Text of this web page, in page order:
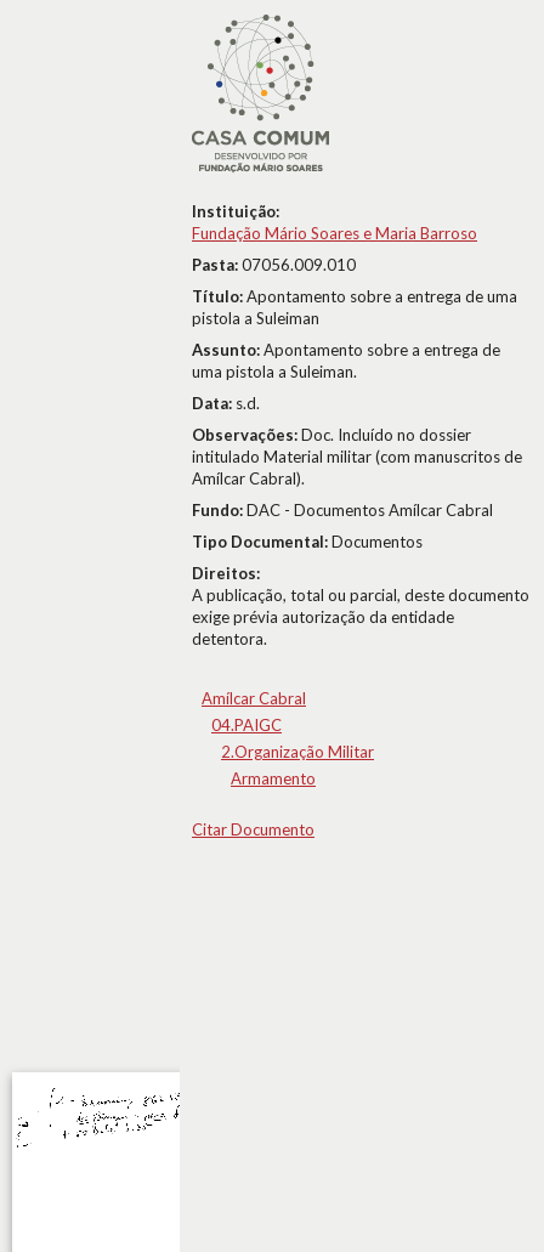
Instituição:
Fundação Mário Soares e Maria Barroso
Pasta:07056.009.010
Título:Apontamento sobre a entrega de uma
pistola a Suleiman
Assunto:Apontamento sobre a entrega de
uma pistola a Suleiman.
Data: s.d.
Observações:Doc. Incluído no dossier
intitulado Material militar (com manuscritos de
Amílcar Cabral).
Fundo:DAC - Documentos Amílcar Cabral
Tipo Documental:Documentos
Direitos:
A publicação, total ou parcial, deste documento
exige prévia autorização da entidade
detentora.
Amílcar Cabral
04.PAIGC
2.Organização Militar
Armamento
Citar Documento